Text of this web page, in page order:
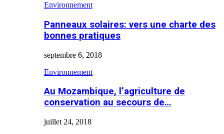
Environnement
Panneaux solaires: vers une charte des
bonnes pratiques
septembre 6, 2018
Environnement
Au Mozambique, l’agriculture de
conservation au secours de…
juillet 24, 2018